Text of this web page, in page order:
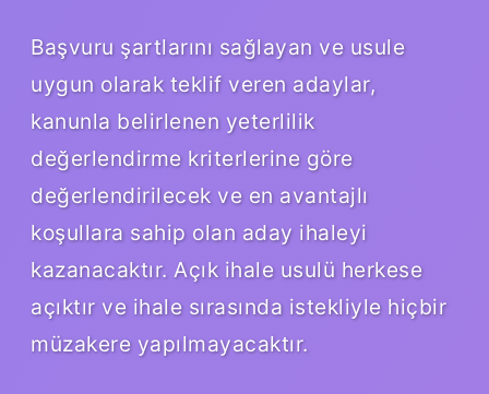
Başvuru şartlarını sağlayan ve usule
uygun olarak teklif veren adaylar,
kanunla belirlenen yeterlilik
değerlendirme kriterlerine göre
değerlendirilecek ve en avantajlı
koşullara sahip olan aday ihaleyi
kazanacaktır. Açık ihale usulü herkese
açıktır ve ihale sırasında istekliyle hiçbir
müzakere yapılmayacaktır.